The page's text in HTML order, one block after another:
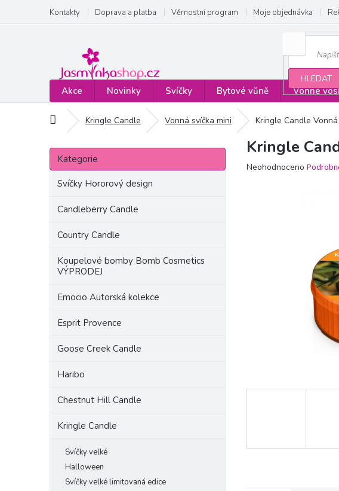
obsah
Kontakty Doprava a platba Věrnostní program Moje objednávka
HLEDAT
Akce Novinky Svíčky Bytové vůně Vonné
Domů Kringle Candle Vonná svíčka mini Kringle Candle
P
s
Přeskočit
kategorie
Kategorie
Svíčky Hororový design
Candleberry Candle
Country Candle
Koupelové bomby Bomb Cosmetics
VÝPRODEJ
Emocio Autorská kolekce
Esprit Provence
Goose Creek Candle
Haribo
Chestnut Hill Candle
Kringle Candle
Svíčky velké
Halloween
Svíčky velké limitovaná edice
Kringle
Průměrné
Neohodnoceno